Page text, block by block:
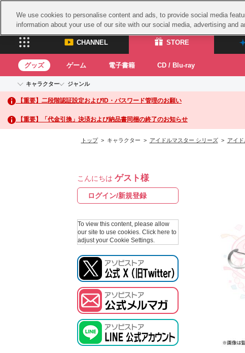
CHANNEL STORE
CHANNEL
ASOBI CHANNEL TOP
STORE
ASOBI STORE TOP
グッズ
グッズ ゲーム 電子書籍 CD / Blu-ray
キャラクター
アイドルマスターシリーズ
アイドルマスター
アイドルマスター シンデレラガールズ
アイドルマスター ミリオンライブ！
プロジェクトアイマス ヴイアライヴ
テイルズ オブ シリーズ
ジャンル
イベントグッズ
トイ・ホビー
【重要】二段階認証設定およびID・パスワード管理のお願い
【重要】「代金引換」決済および納品書同梱の終了のお知らせ
トップ> キャラクター > アイドルマスター シリーズ> アイ
こんにちは ゲスト様
ログイン/新規登録
To view this content, please allow
our site to use cookies. Click here to
adjust your Cookie Settings.
We use cookies to personalise content and ads, to provide social media
information about your use of our site with our social media, advertising and